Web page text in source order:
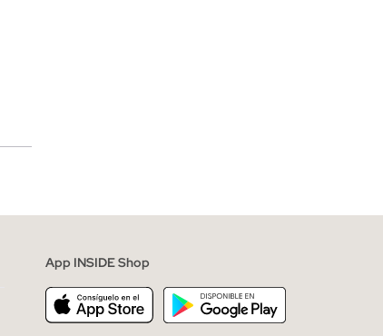
App INSIDE Shop